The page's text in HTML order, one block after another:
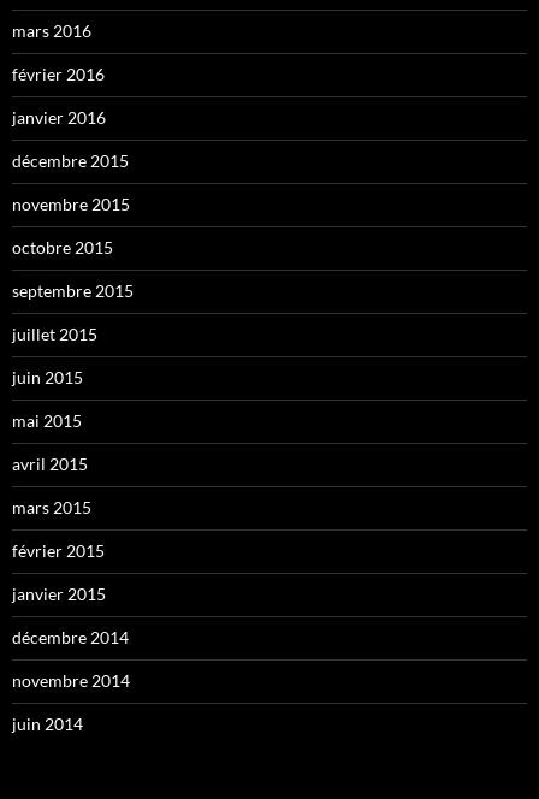
mars 2016
février 2016
janvier 2016
décembre 2015
novembre 2015
octobre 2015
septembre 2015
juillet 2015
juin 2015
mai 2015
avril 2015
mars 2015
février 2015
janvier 2015
décembre 2014
novembre 2014
juin 2014